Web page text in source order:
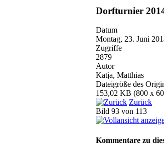
Dorfturnier
Datum
Montag, 23. Juni
Zugriffe
2879
Autor
Katja, Matthias
Dateigröße des
153,02 KB (800 x
Zurück
Bild 93 von 113
Kommentare zu